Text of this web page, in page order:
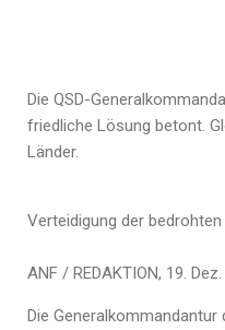
Die QSD-
friedliche Lösung betont.
Länder.
Verteidigung der
ANF / REDAKTION, 19. Dez.
Die